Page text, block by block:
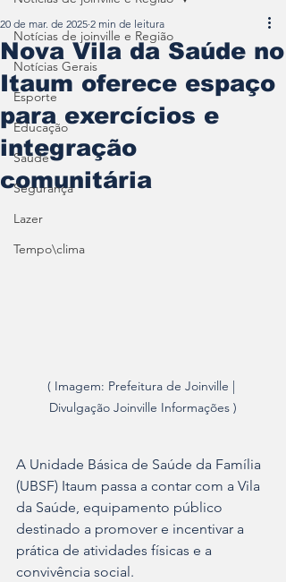
Notícias de joinville e Região
Notícias Gerais
Esporte
Educação
Saúde
Segurança
Lazer
Tempo\clima
Nova Vila da Saúde no
Itaum oferece espaço
para exercícios e
integração
comunitária
20 de mar. de 2025 2 min de leitura
( Imagem: Prefeitura de Joinville |
Divulgação Joinville Informações )
A Unidade Básica de Saúde da Família
(UBSF) Itaum passa a contar com a Vila
da Saúde, equipamento público
destinado a promover e incentivar a
prática de atividades físicas e a
convivência social.